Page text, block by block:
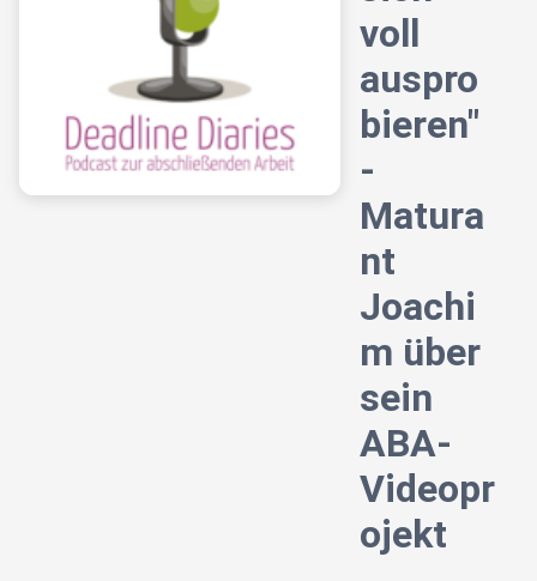
voll
auspro
bieren"
-
Matura
nt
Joachi
m über
sein
ABA-
Videopr
ojekt